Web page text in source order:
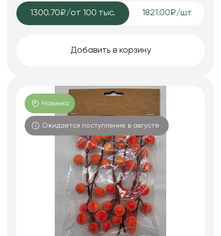
1300.70₽/от 100 тыс. 1821.00₽/шт
Добавить в корзину
Новинка
Ожидается поступление в августе